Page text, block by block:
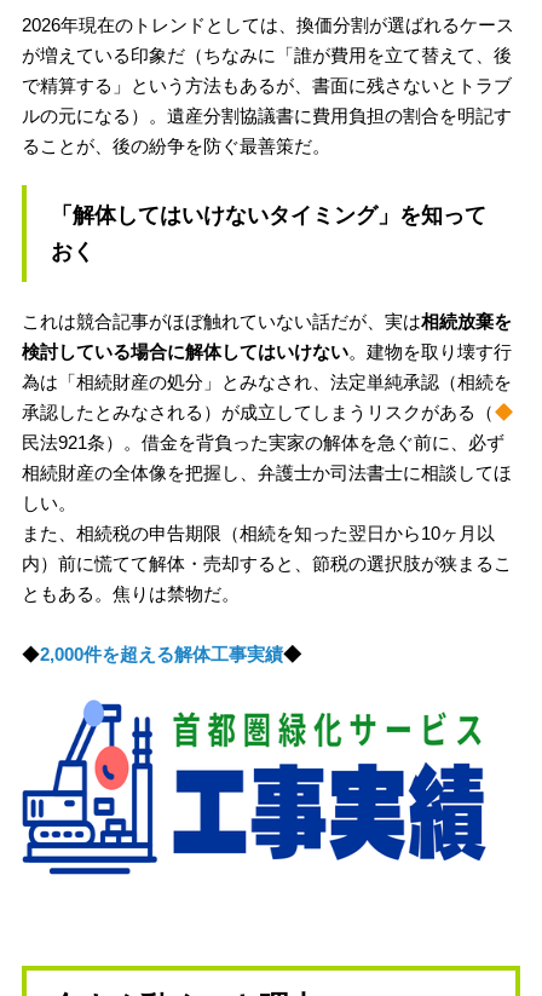
2026年現在のトレンドとしては、換価分割が選ばれるケース
が増えている印象だ（ちなみに「誰が費用を立て替えて、後
で精算する」という方法もあるが、書面に残さないとトラブ
ルの元になる）。遺産分割協議書に費用負担の割合を明記す
ることが、後の紛争を防ぐ最善策だ。
「解体してはいけないタイミング」を知って
おく
これは競合記事がほぼ触れていない話だが、実は相続放棄を
検討している場合に解体してはいけない。建物を取り壊す行
為は「相続財産の処分」とみなされ、法定単純承認（相続を
承認したとみなされる）が成立してしまうリスクがある（
民法921条）。借金を背負った実家の解体を急ぐ前に、必ず
相続財産の全体像を把握し、弁護士か司法書士に相談してほ
しい。
また、相続税の申告期限（相続を知った翌日から10ヶ月以
内）前に慌てて解体・売却すると、節税の選択肢が狭まるこ
ともある。焦りは禁物だ。
◆2,000件を超える解体工事実績◆